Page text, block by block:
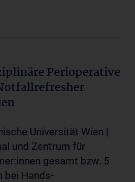
Perioperative
Universität Wien |
und Zentrum für
gesamt bzw. 5
bei Hands-